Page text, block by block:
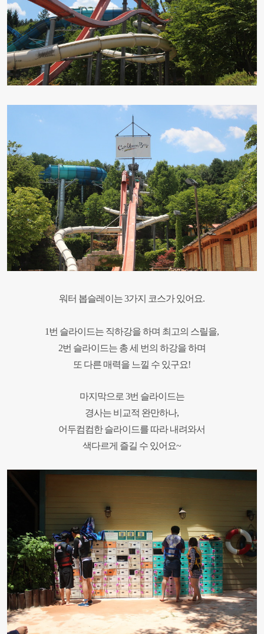
워터 봅슬레이는3가지 코스가 있어요.
1 번 슬라이드는 직하강을 하며 최고의 스릴을,
2번 슬라이드는 총 세 번의 하강을 하며
또 다른 매력을 느낄 수 있구요!
마지막으로 3번 슬라이드는
경사는 비교적 완만하나,
어두컴컴한 슬라이드를 따라 내려와서
색다르게 즐길 수 있어요~